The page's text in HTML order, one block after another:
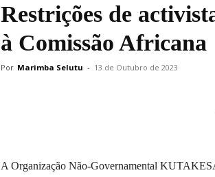
Restrições de
à Comissão Africana
Por Marimba Selutu - 13 de Outubro de 2023
A Organização Não-Governamental